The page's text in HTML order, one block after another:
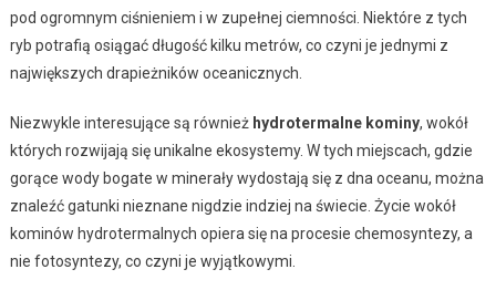
pod ogromnym ciśnieniem i w zupełnej ciemności. Niektóre z tych
ryb potrafią osiągać długość kilku metrów, co czyni je jednymi z
największych drapieżników oceanicznych.
Niezwykle interesujące są również hydrotermalne kominy, wokół
których rozwijają się unikalne ekosystemy. W tych miejscach, gdzie
gorące wody bogate w minerały wydostają się z dna oceanu, można
znaleźć gatunki nieznane nigdzie indziej na świecie. Życie wokół
kominów hydrotermalnych opiera się na procesie chemosyntezy, a
nie fotosyntezy, co czyni je wyjątkowymi.